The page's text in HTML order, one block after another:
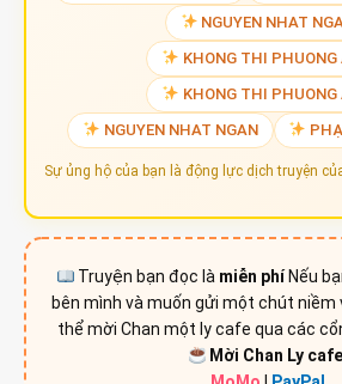
NGUYEN NHAT
KHONG THI PHUONG
KHONG THI PHUONG
NGUYEN NHAT NGAN
Sự ủng hộ của bạn là động lực dịch truyện
Truyện bạn đọc là miễn phíNếu
bên mình và muốn gửi một chút niềm
thể mời Chan một ly cafe qua các
Mời Chan Ly